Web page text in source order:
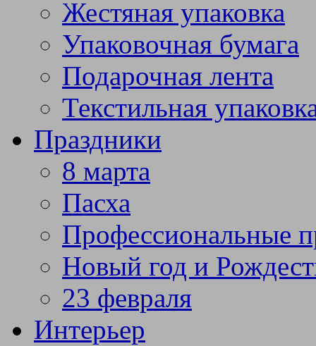
Жестяная упаковка
Упаковочная бумага
Подарочная лента
Текстильная
Праздники
8 марта
Пасха
Профессиональные
Новый год и
23 февраля
Интерьер